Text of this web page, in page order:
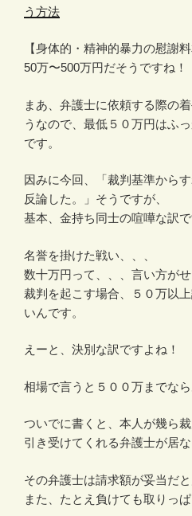
う方法
【身体的・精神的暴力の慰謝料
50万〜500万円だそうですね！
まあ、弁護士に依頼する際の
うなので、最低５０万円はふ
です。
因みに今回、「裁判基準から
反論した。」そうですが、
基本、金持ち同士の喧嘩な訳で
名誉を掛けた戦い、、、
数十万円って、、、言い方がせ
裁判を起こす場合、５０万以
いんです。
えーと、決別な訳ですよね！
相場で言うと５００万までなら
ついでに書くと、本人が幾ら
引き受けてくれる弁護士が居
その弁護士は請求額が妥当だと
また、たとえ負けても取りっ